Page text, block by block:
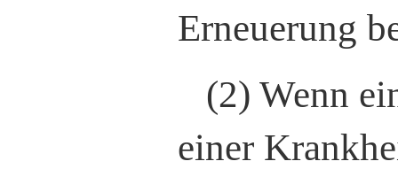
Erneuerung
(2) Wenn
einer